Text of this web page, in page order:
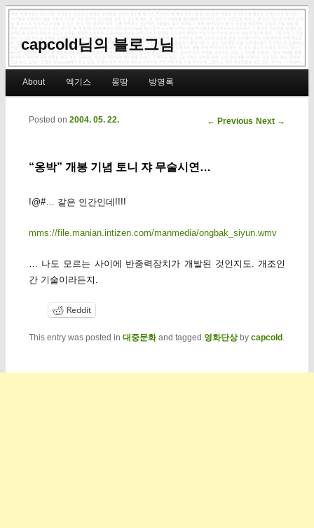
capcold님의 블로그님
Skip to primary content
Skip to secondary content
About 엑기스 몽땅 방명록
Post navigation
← Previous Next →
“옹박” 개봉 기념 토니 쟈 무술시연…
Posted on 2004. 05. 22.
!@#… 같은 인간인데!!!!
mms://file.manian.intizen.com/manmedia/ongbak_siyun.wmv
… 나도 모르는 사이에 반중력장치가 개발된 것인지도. 개조인
간 기술이라든지.
Reddit
This entry was posted in 대중문화and tagged 영화단상by capcold .